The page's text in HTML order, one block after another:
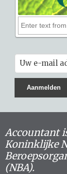
Accountant
Koninklijke
(NBA).